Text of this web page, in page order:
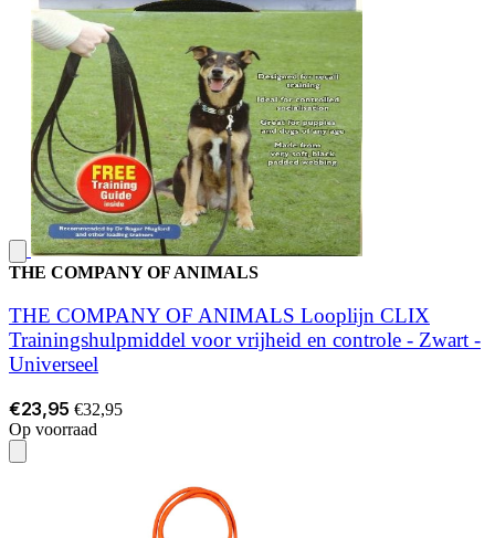
THE COMPANY OF ANIMALS
THE COMPANY OF ANIMALS Looplijn CLIX
Trainingshulpmiddel voor vrijheid en controle - Zwart -
Universeel
€23,95 €32,95
Op voorraad